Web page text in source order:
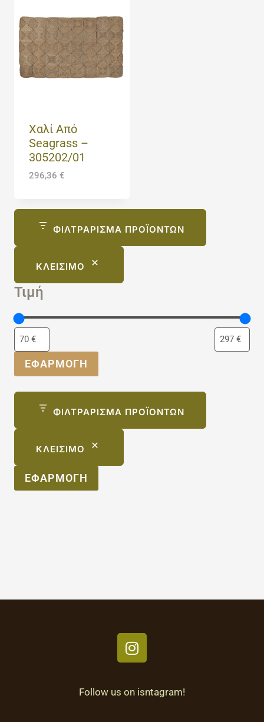
Χαλί Από
Seagrass –
305202/01
296,36 €
ΦΙΛΤΡΆΡΙΣΜΑ ΠΡΟΪΌΝΤΩΝ
ΚΛΕΊΣΙΜΟ
Τιμή
ΕΦΑΡΜΟΓΉ
ΦΙΛΤΡΆΡΙΣΜΑ ΠΡΟΪΌΝΤΩΝ
ΚΛΕΊΣΙΜΟ
ΕΦΑΡΜΟΓΉ
Follow us on isntagram!